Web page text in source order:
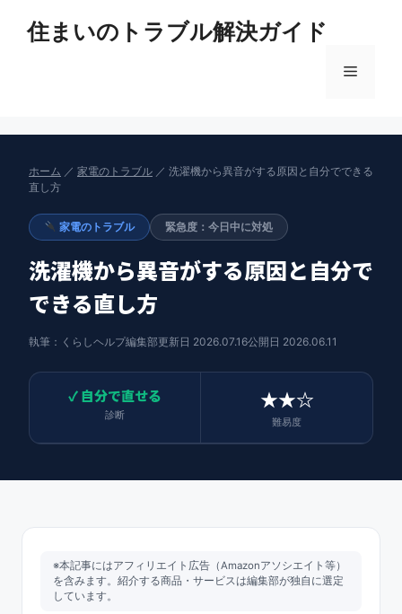
住まいのトラブル解決ガイド
メ
ュ
ホーム ／ 家電のトラブル ／ 洗濯機から異音がする原因と自分でできる
直し方
家電のトラブル 緊急度：今日中に対処
洗濯機から異音がする原因と自分で
できる直し方
執筆：くらしヘルプ編集部更新日 2026.07.16公開日 2026.06.11
✓ 自分で直せる
診断
★★☆
難易度
※本記事にはアフィリエイト広告（Amazonアソシエイト等）
を含みます。紹介する商品・サービスは編集部が独自に選定
しています。